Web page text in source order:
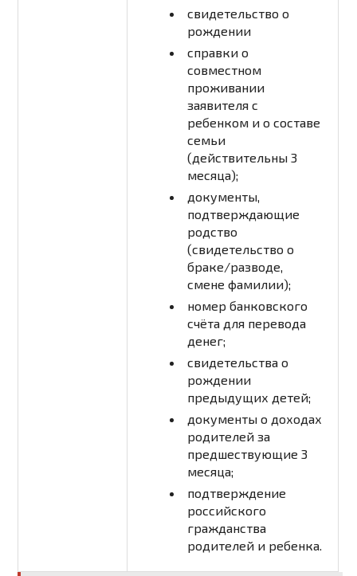
свидетельство о
рождении
справки о
совместном
проживании
заявителя с
ребенком и о составе
семьи
(действительны 3
месяца);
документы,
подтверждающие
родство
(свидетельство о
браке/разводе,
смене фамилии);
номер банковского
счёта для перевода
денег;
свидетельства о
рождении
предыдущих детей;
документы о доходах
родителей за
предшествующие 3
месяца;
подтверждение
российского
гражданства
родителей и ребенка.